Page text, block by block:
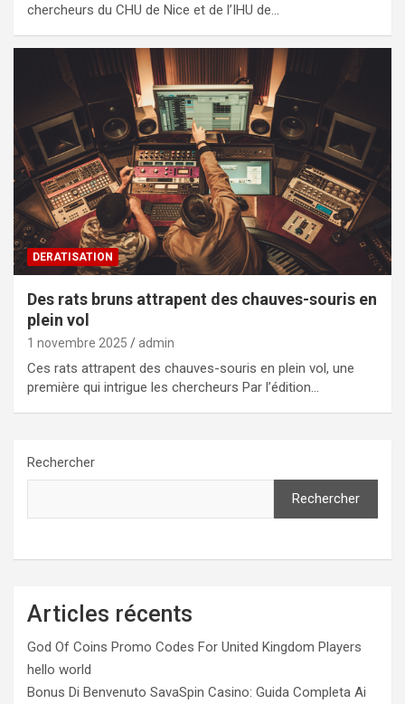
chercheurs du CHU de Nice et de l’IHU de…
DERATISATION
Des rats bruns attrapent des chauves-souris en
plein vol
1 novembre 2025 admin
Ces rats attrapent des chauves-souris en plein vol, une
première qui intrigue les chercheurs Par l’édition…
Rechercher
Rechercher
Articles récents
God Of Coins Promo Codes For United Kingdom Players
hello world
Bonus Di Benvenuto SavaSpin Casino: Guida Completa Ai